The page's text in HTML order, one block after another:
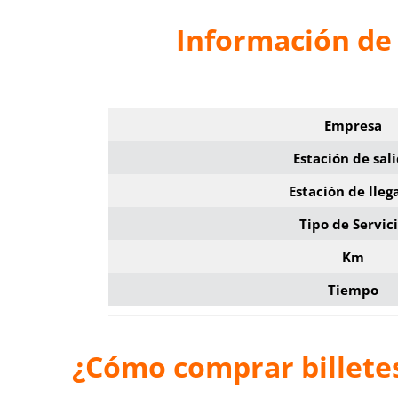
Información
Empresa
Estación de
Estación de
Tipo de
Km
Tiempo
¿Cómo comprar